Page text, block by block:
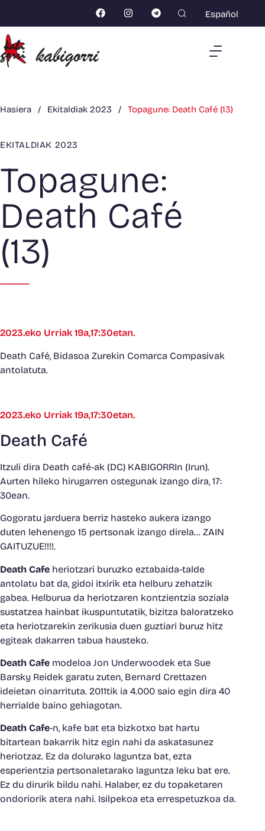
Español
Hasiera / Ekitaldiak 2023 / Topagune: Death Café (13)
EKITALDIAK 2023
Topagune:
Death Café
(13)
2023.eko Urriak 19a,17:30etan.
Death Café, Bidasoa Zurekin Comarca Compasivak
antolatuta.
2023.eko Urriak 19a,17:30etan.
Death Café
Itzuli dira Death café-ak (DC) KABIGORRIn (Irun).
Aurten hileko hirugarren ostegunak izango dira, 17:
30ean.
Gogoratu jarduera berriz hasteko aukera izango
duten lehenengo 15 pertsonak izango direla… ZAIN
GAITUZUE!!!!.
Death Cafe heriotzari buruzko eztabaida-talde
antolatu bat da, gidoi itxirik eta helburu zehatzik
gabea. Helburua da heriotzaren kontzientzia soziala
sustatzea hainbat ikuspuntutatik, bizitza baloratzeko
eta heriotzarekin zerikusia duen guztiari buruz hitz
egiteak dakarren tabua hausteko.
Death Cafe modeloa Jon Underwoodek eta Sue
Barsky Reidek garatu zuten, Bernard Crettazen
ideietan oinarrituta. 2011tik ia 4.000 saio egin dira 40
herrialde baino gehiagotan.
Death Cafe-n, kafe bat eta bizkotxo bat hartu
bitartean bakarrik hitz egin nahi da askatasunez
heriotzaz. Ez da dolurako laguntza bat, ezta
esperientzia pertsonaletarako laguntza leku bat ere.
Ez du dirurik bildu nahi. Halaber, ez du topaketaren
ondoriorik atera nahi. Isilpekoa eta errespetuzkoa da.